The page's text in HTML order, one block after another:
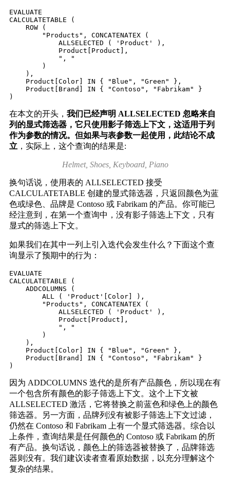
EVALUATE
CALCULATETABLE (
    ROW (
        "Products", CONCATENATEX (
            ALLSELECTED ( 'Product' ),
            Product[Product],
            ", "
        )
    ),
    Product[Color] IN { "Blue", "Green" },
    Product[Brand] IN { "Contoso", "Fabrikam" }
在本文的开头， 我们已经声明 ALLSELECTED 忽略来自
列的显式筛选器，它只使用影子筛选上下文，这适用于列
作为参数的情况。但如果与表参数一起使用，此结论不成
立 ，实际上，这个查询的结果是:
Helmet, Shoes, Keyboard, Piano
换句话说，使用表的 ALLSELECTED 接受
CALCULATETABLE 创建的显式筛选器，只返回颜色为蓝
色或绿色、品牌是 Contoso 或 Fabrikam 的产品。你可能已
经注意到，在第一个查询中，没有影子筛选上下文，只有
显式的筛选上下文。
如果我们在其中一列上引入迭代会发生什么？下面这个查
询显示了预期中的行为：
EVALUATE
CALCULATETABLE (
    ADDCOLUMNS (
        ALL ( 'Product'[Color] ),
        "Products", CONCATENATEX (
            ALLSELECTED ( 'Product' ),
            Product[Product],
            ", "
        )
    ),
    Product[Color] IN { "Blue", "Green" },
    Product[Brand] IN { "Contoso", "Fabrikam" }
)
因为 ADDCOLUMNS 迭代的是所有产品颜色，所以现在有
一个包含所有颜色的影子筛选上下文。这个上下文被
ALLSELECTED 激活，它将替换之前蓝色和绿色上的颜色
筛选器。另一方面，品牌列没有被影子筛选上下文过滤，
仍然在 Contoso 和 Fabrikam 上有一个显式筛选器。综合以
上条件，查询结果是任何颜色的 Contoso 或 Fabrikam 的所
有产品。换句话说，颜色上的筛选器被替换了，品牌筛选
器则没有。我们建议读者查看原始数据，以充分理解这个
复杂的结果。